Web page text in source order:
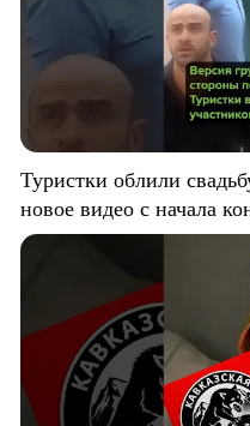
Туристки облили
новое видео с начала